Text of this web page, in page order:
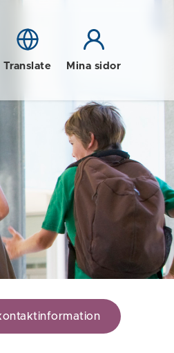
Translate Mina sidor